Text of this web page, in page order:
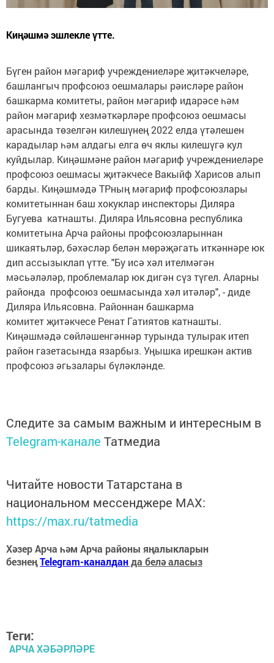
Киңәшмә эшлекле үтте.
Бүген район мәгариф учреждениеләре җитәкчеләре,
башлангыч профсоюз оешмалары рәисләре район
башкарма комитеты, район мәгариф идарәсе һәм
район мәгариф хезмәткәрләре профсоюз оешмасы
арасында төзелгән килешүнең 2022 елда үтәлешен
карадылар һәм алдагы елга өч яклы килешүгә кул
куйдылар. Киңәшмәне район мәгариф учреждениеләре
профсоюз оешмасы җитәкчесе Вакыйф Харисов алып
барды. Киңәшмәдә ТРның мәгариф профсоюзлары
комитетыннан баш хокуклар инспекторы Диляра
Бугуева катнашты. Диляра Ильясовна республика
комитетына Арча районы профсоюзларыннан
шикаятьләр, бәхәсләр белән мөрәҗәгать иткәннәре юк
дип ассызыклап үтте. "Бу исә хәл ителмәгән
мәсьәләләр, проблемалар юк дигән сүз түгел. Аларны
районда профсоюз оешмасында хәл итәләр", - диде
Диляра Ильясовна. Районнан башкарма
комитет җитәкчесе Ренат Гатиятов катнашты.
Киңәшмәдә сөйләшенгәннәр турында тулырак итеп
район газетасында язарбыз. Уңышка ирешкән актив
профсоюз әгьзалары бүләкләнде.
Следите за самым важным и интересным в
Telegram-канале Татмедиа
Читайте новости Татарстана в
национальном мессенджере MАХ:
https://max.ru/tatmedia
Хәзер Арча һәм Арча районы яңалыкларын
безнеңTelegram-каналданда белә аласыз
Теги:
АРЧА ХӘБӘРЛӘРЕ